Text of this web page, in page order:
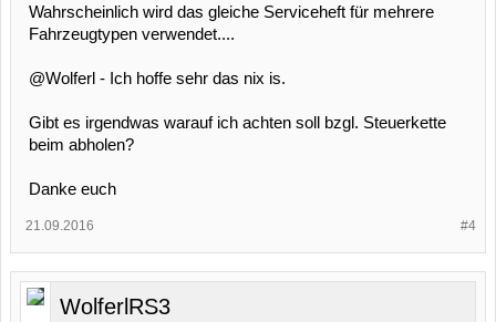
Wahrscheinlich wird das gleiche Serviceheft für mehrere
Fahrzeugtypen verwendet....
@Wolferl - Ich hoffe sehr das nix is.
Gibt es irgendwas warauf ich achten soll bzgl. Steuerkette
beim abholen?
Danke euch
#4
21.09.2016
WolferlRS3